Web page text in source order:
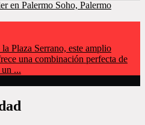
Plaza Serrano, este amplio
una combinación perfecta de
...